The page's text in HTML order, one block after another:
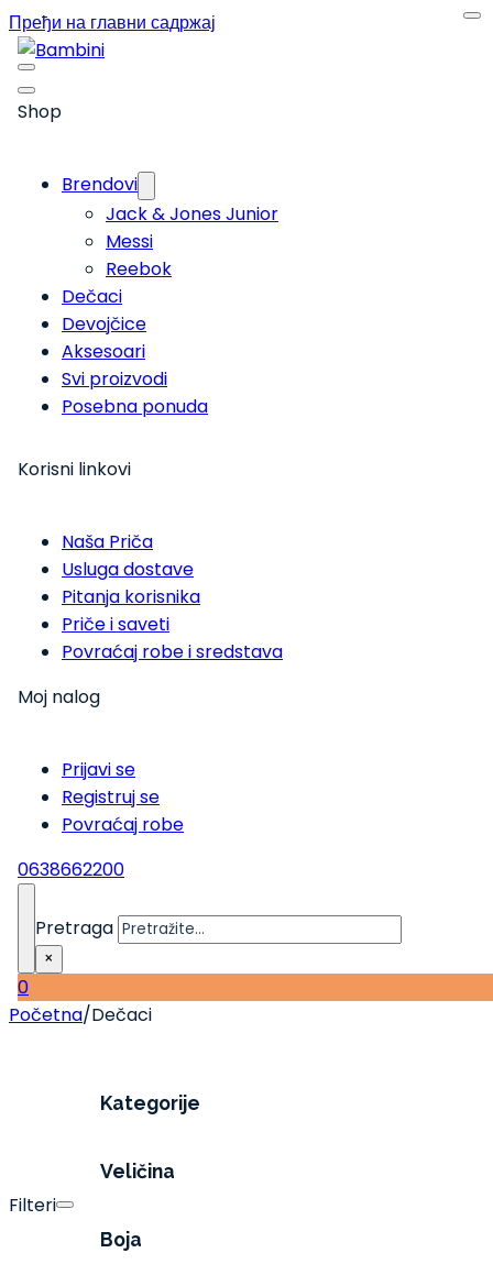
Пређи на главни садржај
Shop
Brendovi
Jack & Jones Junior
Messi
Reebok
Dečaci
Devojčice
Aksesoari
Svi proizvodi
Posebna ponuda
Korisni linkovi
Naša Priča
Usluga dostave
Pitanja korisnika
Priče i saveti
Povraćaj robe i sredstava
Moj nalog
Prijavi se
Registruj se
Povraćaj robe
0638662200
Pretraga
×
0
Početna/Dečaci
Filteri
Kategorije
Veličina
Boja